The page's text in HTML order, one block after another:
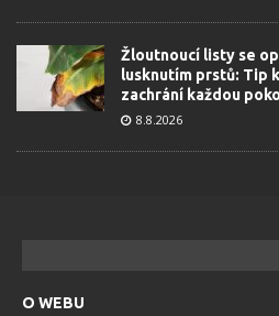
Žloutnoucí listy se
lusknutím prstů: Tip
zachrání každou
8.8.2026
O WEBU